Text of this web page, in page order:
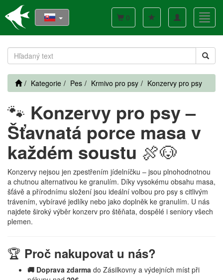
Toggle
navigation
0
Kategorie Pes Krmivo pro psy Konzervy pro psy
🐾 Konzervy pro psy –
Šťavnatá porce masa v
každém soustu 🍖🐶
Konzervy nejsou jen zpestřením jídelníčku – jsou plnohodnotnou
a chutnou alternativou ke granulím. Díky vysokému obsahu masa,
šťávě a přírodnímu složení jsou ideální volbou pro psy s citlivým
trávením, vybíravé jedlíky nebo jako doplněk ke granulím. U nás
najdete široký výběr konzerv pro štěňata, dospělé i seniory všech
plemen.
🏆 Proč nakupovat u nás?
🚚 Doprava zdarma do Zásilkovny a výdejních míst při